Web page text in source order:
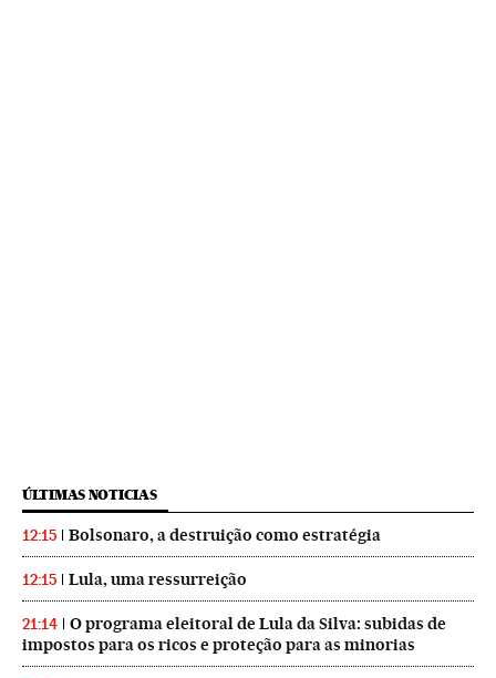
ÚLTIMAS NOTICIAS
12:15 Bolsonaro, a destruição como estratégia
12:15 Lula, uma ressurreição
21:14
O programa eleitoral de Lula da Silva: subidas de
impostos para os ricos e proteção para as minorias